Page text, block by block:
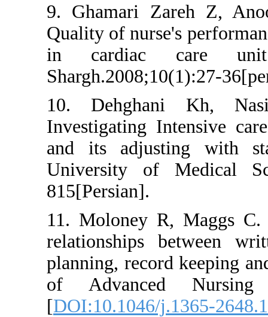
9. Ghamari
Quality of nurse's
in cardiac
10. Dehghani
Investigating
and its
University of
815[Persian].
11. Moloney R,
relationships
planning, record
of Advanced
[DOI:10.1046/